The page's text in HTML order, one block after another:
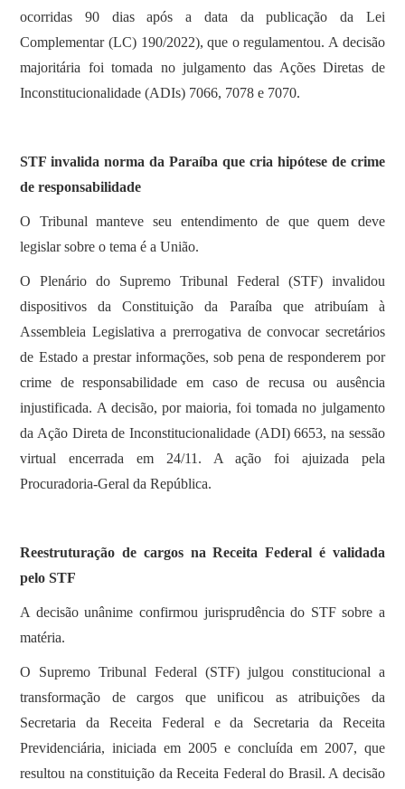
ocorridas 90 dias após a data da publicação da Lei
Complementar (LC) 190/2022), que o regulamentou. A decisão
majoritária foi tomada no julgamento das Ações Diretas de
Inconstitucionalidade (ADIs) 7066, 7078 e 7070.
STF invalida norma da Paraíba que cria hipótese de crime
de responsabilidade
O Tribunal manteve seu entendimento de que quem deve
legislar sobre o tema é a União.
O Plenário do Supremo Tribunal Federal (STF) invalidou
dispositivos da Constituição da Paraíba que atribuíam à
Assembleia Legislativa a prerrogativa de convocar secretários
de Estado a prestar informações, sob pena de responderem por
crime de responsabilidade em caso de recusa ou ausência
injustificada. A decisão, por maioria, foi tomada no julgamento
da Ação Direta de Inconstitucionalidade (ADI) 6653, na sessão
virtual encerrada em 24/11. A ação foi ajuizada pela
Procuradoria-Geral da República.
Reestruturação de cargos na Receita Federal é validada
pelo STF
A decisão unânime confirmou jurisprudência do STF sobre a
matéria.
O Supremo Tribunal Federal (STF) julgou constitucional a
transformação de cargos que unificou as atribuições da
Secretaria da Receita Federal e da Secretaria da Receita
Previdenciária, iniciada em 2005 e concluída em 2007, que
resultou na constituição da Receita Federal do Brasil. A decisão